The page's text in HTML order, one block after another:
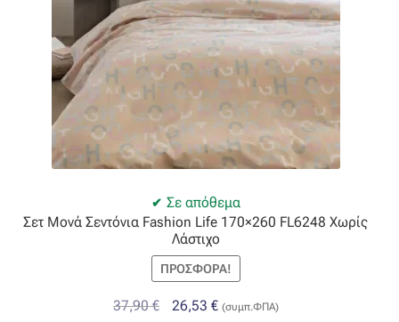
Σε απόθεμα
Σετ Μονά Σεντόνια Fashion Life 170×260 FL6248 Χωρίς
Λάστιχο
ΠΡΟΣΦΟΡΆ!
37,90€
Original
26,53 €Η(συμπ.ΦΠΑ)